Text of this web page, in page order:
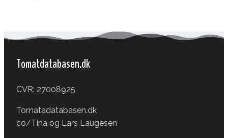
Tomatdatabasen.dk
CVR: 27008925
Tomatadatabasen.dk
co/Tina og Lars Laugesen